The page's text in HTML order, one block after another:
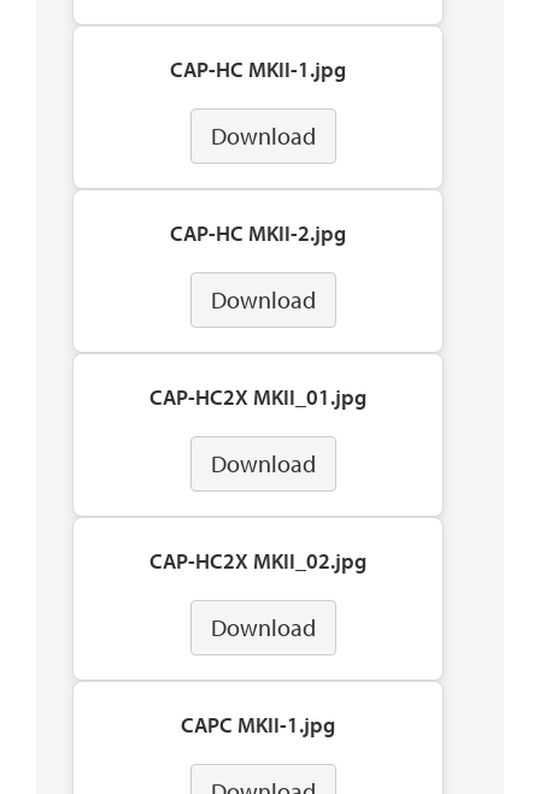
CAP-HC MKII-1.jpg
Download
CAP-HC MKII-2.jpg
Download
CAP-HC2X MKII_01.jpg
Download
CAP-HC2X MKII_02.jpg
Download
CAPC MKII-1.jpg